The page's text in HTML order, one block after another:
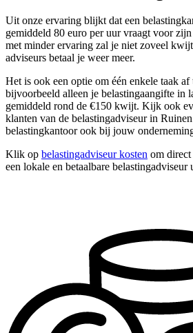
Uit onze ervaring blijkt dat een
gemiddeld 80 euro per uur vraagt voor
met minder ervaring zal je niet zoveel
adviseurs betaal je weer meer.
Het is ook een optie om één enkele taak
bijvoorbeeld alleen je belastingaangifte in
gemiddeld rond de €150 kwijt. Kijk ook
klanten van de belastingadviseur in
belastingkantoor ook bij jouw
Klik op belastingadviseur kosten om direct
een lokale en betaalbare